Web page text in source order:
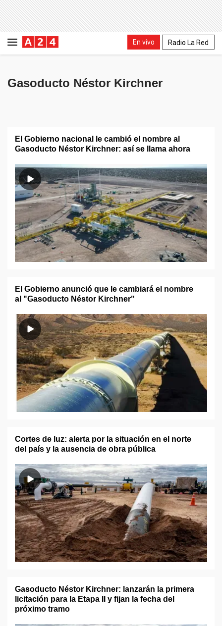
En vivo Radio La Red
Gasoducto Néstor Kirchner
El Gobierno nacional le cambió el nombre al
Gasoducto Néstor Kirchner: así se llama ahora
El Gobierno anunció que le cambiará el nombre
al "Gasoducto Néstor Kirchner"
Cortes de luz: alerta por la situación en el norte
del país y la ausencia de obra pública
Gasoducto Néstor Kirchner: lanzarán la primera
licitación para la Etapa II y fijan la fecha del
próximo tramo